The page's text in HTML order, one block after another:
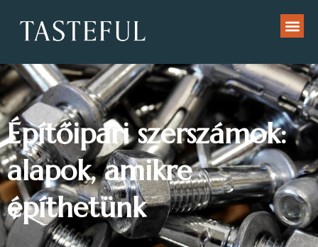
Építőipari szerszámok:
alapok, amikre
építhetünk